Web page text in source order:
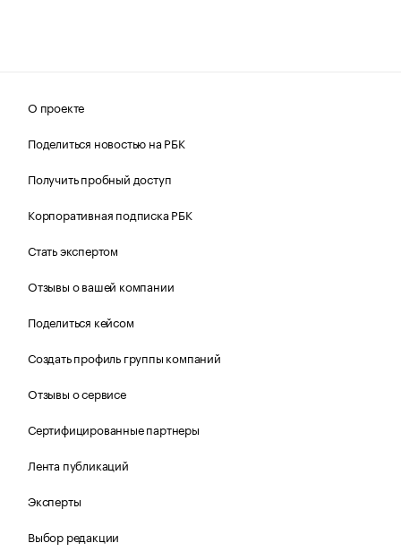
О проекте
Поделиться новостью на РБК
Получить пробный доступ
Корпоративная подписка РБК
Стать экспертом
Отзывы о вашей компании
Поделиться кейсом
Создать профиль группы компаний
Отзывы о сервисе
Сертифицированные партнеры
Лента публикаций
Эксперты
Выбор редакции